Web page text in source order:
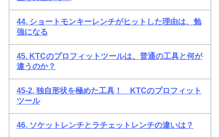
44. ショートモンキーレンチがヒットした理由は、勉
強になる
45. KTCのプロフィットツールは、普通の工具と何が
違うのか？
45-2. 独自形状を極めた工具！ KTCのプロフィット
ツール
46. ソケットレンチとラチェットレンチの違いは？